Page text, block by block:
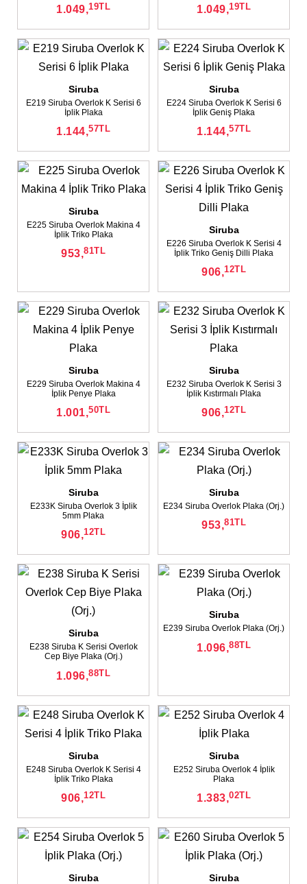
1.049,19TL 1.049,19TL
Siruba
E219 Siruba Overlok K Serisi 6
İplik Plaka
1.144,57TL
Siruba
E224 Siruba Overlok K Serisi 6
İplik Geniş Plaka
1.144,57TL
Siruba
E225 Siruba Overlok Makina 4
İplik Triko Plaka
953,81TL
Siruba
E226 Siruba Overlok K Serisi 4
İplik Triko Geniş Dilli Plaka
906,12TL
Siruba
E229 Siruba Overlok Makina 4
İplik Penye Plaka
1.001,50TL
Siruba
E232 Siruba Overlok K Serisi 3
İplik Kıstırmalı Plaka
906,12TL
Siruba
E233K Siruba Overlok 3 İplik
5mm Plaka
906,12TL
Siruba
E234 Siruba Overlok Plaka (Orj.)
953,81TL
Siruba
E238 Siruba K Serisi Overlok
Cep Biye Plaka (Orj.)
1.096,88TL
Siruba
E239 Siruba Overlok Plaka (Orj.)
1.096,88TL
Siruba
E248 Siruba Overlok K Serisi 4
İplik Triko Plaka
906,12TL
Siruba
E252 Siruba Overlok 4 İplik
Plaka
1.383,02TL
Siruba Siruba